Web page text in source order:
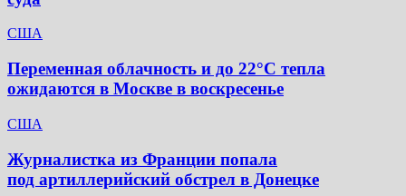
США
Переменная облачность и до 22°C тепла
ожидаются в Москве в воскресенье
США
Журналистка из Франции попала
под артиллерийский обстрел в Донецке